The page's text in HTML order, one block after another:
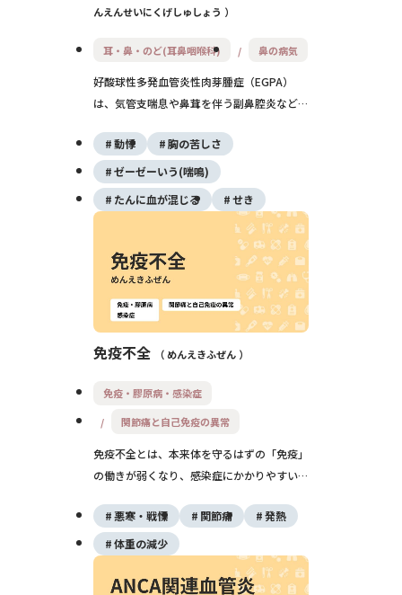
んえんせいにくげしゅしょう
耳・鼻・のど(耳鼻咽喉科) 鼻の病気
好酸球性多発血管炎性肉芽腫症（EGPA）
は、気管支喘息や鼻茸を伴う副鼻腔炎などの
酸球が増えて全身の細い血管に炎症（血管
炎）を起こす指定難病です。発熱・しびれ・
皮疹・息苦しさなどが出現し、放置すると心
臓・腎臓など臓器障害につながるため、早期
診断とステロイドを中心とした治療が重要で
す。
動悸
胸の苦しさ
ゼーゼーいう(喘鳴)
たんに血が混じる
せき
免疫不全 めんえきふぜん
免疫・膠原病・感染症
関節痛と自己免疫の異常
免疫不全とは、本来体を守るはずの「免疫」
の働きが弱くなり、感染症にかかりやすい・
の「原発性免疫不全」と、病気や薬の影響に
よる「続発性免疫不全」があり、原因に応じ
た検査・治療と感染予防が重要です。
悪寒・戦慄 関節痛
発熱
体重の減少